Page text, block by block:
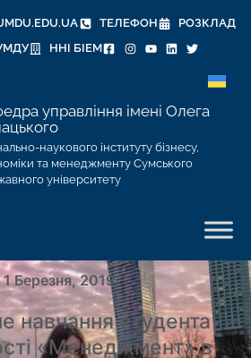
ТЕЛЕФОН
РОЗКЛАД
ННІ БІЕМ
управління імені Олега
наукового інституту бізнесу,
та менеджменту Сумського
університету
1 Березня, 2019
навчання студента
«Менеджмент» в